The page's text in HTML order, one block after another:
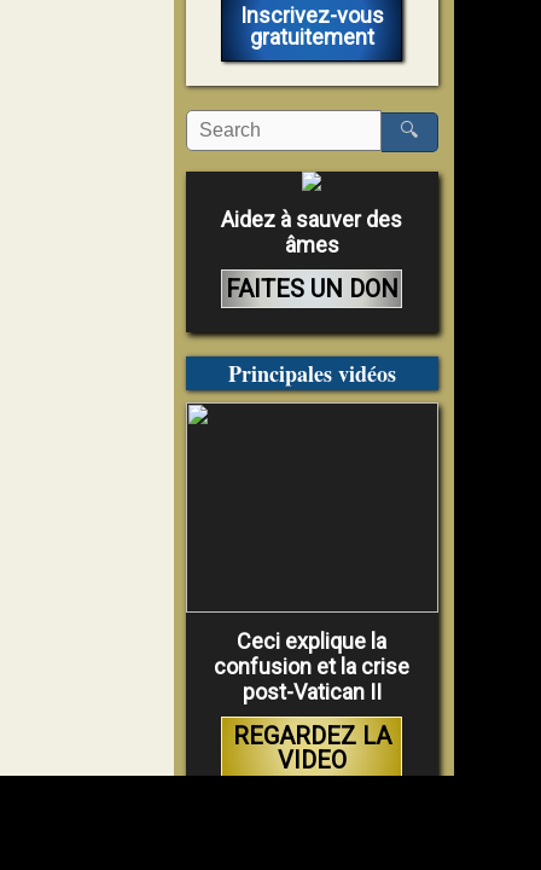
Inscrivez-vous
gratuitement
🔍
Aidez à sauver des
âmes
FAITES UN DON
Principales vidéos
Ceci explique la
confusion et la crise
post-Vatican II
REGARDEZ LA
VIDEO